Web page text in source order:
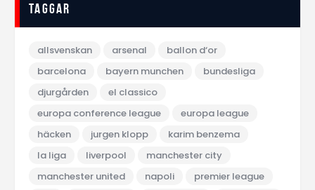
Taggar
allsvenskan arsenal
ballon d‘or
barcelona
bayern munchen
bundesliga
djurgården
el classico
europa conference league
europa league
häcken
jurgen klopp
karim benzema
la liga
liverpool
manchester city
manchester united
napoli
premier league